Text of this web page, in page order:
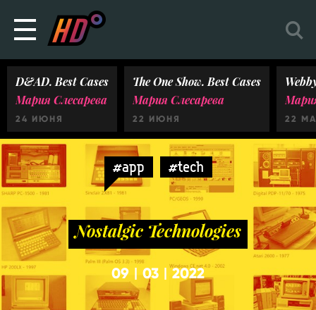
D&AD. Best Cases
Мария Слесарева
24 ИЮНЯ
The One Show. Best Cases
Мария Слесарева
22 ИЮНЯ 22
#app #tech
Nostalgic Technologies
09 03 2022